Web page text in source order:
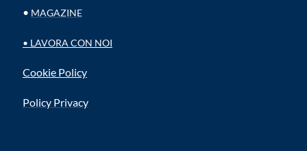
• MAGAZINE
• LAVORA CON NOI
Cookie Policy
Policy Privacy